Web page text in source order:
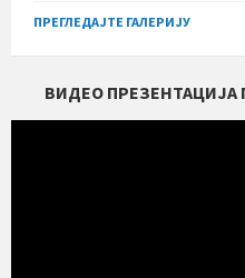
ПРЕГЛЕДАЈТЕ ГАЛЕРИЈУ
ВИДЕО ПРЕЗЕНТАЦИЈА